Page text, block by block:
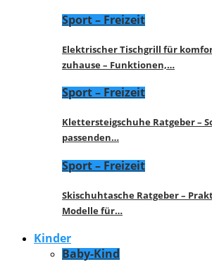
Sport – Freizeit
Elektrischer Tischgrill für
zuhause – Funktionen,…
Sport – Freizeit
Klettersteigschuhe Ratgeber –
passenden…
Sport – Freizeit
Skischuhtasche Ratgeber –
Modelle für…
Kinder
Baby-Kind